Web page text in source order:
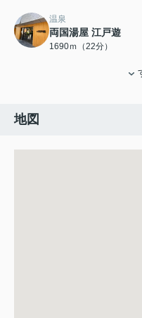
温泉
両国湯屋 江戸遊
1690ｍ（22分）
地図